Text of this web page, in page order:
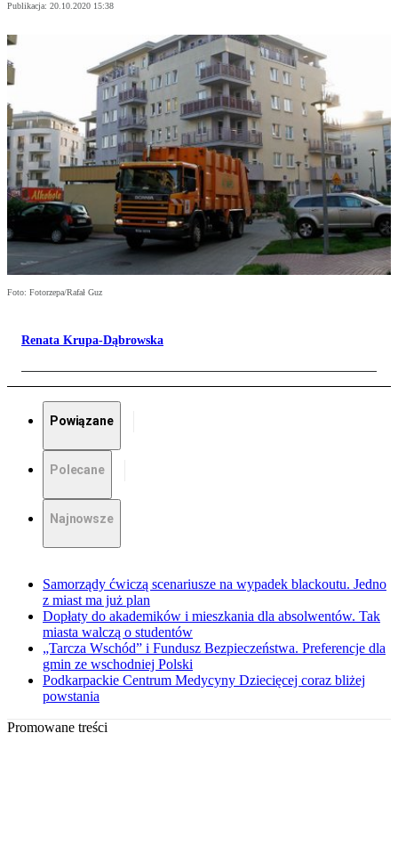
Publikacja: 20.10.2020 15:38
Foto: Fotorzepa/Rafał Guz
Renata Krupa-Dąbrowska
Powiązane
Polecane
Najnowsze
Samorządy ćwiczą scenariusze na wypadek blackoutu. Jedno
z miast ma już plan
Dopłaty do akademików i mieszkania dla absolwentów. Tak
miasta walczą o studentów
„Tarcza Wschód” i Fundusz Bezpieczeństwa. Preferencje dla
gmin ze wschodniej Polski
Podkarpackie Centrum Medycyny Dziecięcej coraz bliżej
powstania
Promowane treści